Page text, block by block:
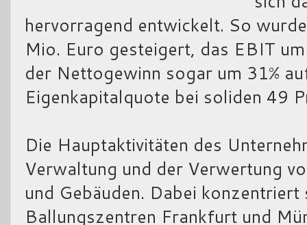
hervorragend entwickelt. So
Mio. Euro gesteigert, das EBIT
der Nettogewinn sogar um 31%
Eigenkapitalquote bei soliden 49
Die Hauptaktivitäten des
Verwaltung und der Verwertung
und Gebäuden. Dabei
Ballungszentren Frankfurt und